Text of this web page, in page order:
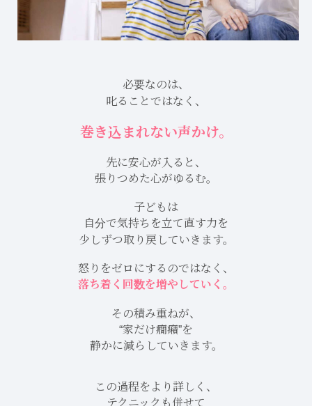
必要なのは、
叱ることではなく、
巻き込まれない声かけ。
先に安心が入ると、
張りつめた心がゆるむ。
子どもは
自分で気持ちを立て直す力を
少しずつ取り戻していきます。
怒りをゼロにするのではなく、
落ち着く回数を増やしていく。
その積み重ねが、
“家だけ癇癪”を
静かに減らしていきます。
この過程をより詳しく、
テクニックも併せて